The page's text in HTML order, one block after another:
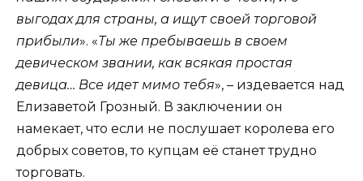
выгодах для страны, а ищут своей торговой
прибыли». «Ты же пребываешь в своем
девическом звании, как всякая простая
девица… Все идет мимо тебя», – издевается над
Елизаветой Грозный. В заключении он
намекает, что если не послушает королева его
добрых советов, то купцам её станет трудно
торговать.